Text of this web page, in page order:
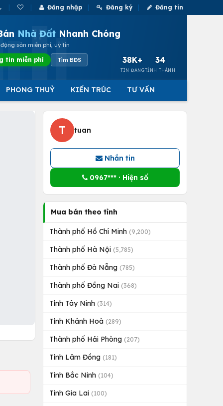
Đăng nhập Đăng ký Đăng tin
Nhà Đất Nhanh Chóng
sản miễn phí, uy tín
tin miễn phí Tìm BĐS 38K+
TIN ĐĂNG
34
TỈNH THÀNH
PHONG THUỶ KIẾN TRÚC TƯ VẤN
T tuan
Nhắn tin
0967*** · Hiện số
Mua bán theo tỉnh
Thành phố Hồ Chí Minh (9,200)
Thành phố Hà Nội (5,785)
Thành phố Đà Nẵng (785)
Thành phố Đồng Nai (368)
Tỉnh Tây Ninh (314)
Tỉnh Khánh Hoà (289)
Thành phố Hải Phòng (207)
Tỉnh Lâm Đồng (181)
Tỉnh Bắc Ninh (104)
Tỉnh Gia Lai (100)